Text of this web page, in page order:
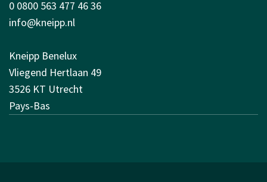
0 0800 563 477 46 36
info@kneipp.nl
Kneipp Benelux
Vliegend Hertlaan 49
3526 KT Utrecht
Pays-Bas